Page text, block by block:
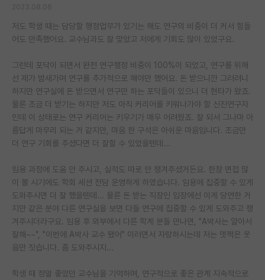
저도 학생 때는 담당할 행정업무가 있기는 해도 연구의 비중이 더 커서 힘들
어도 만족했어요. 교수님과도 잘 맞았고 저에게 기회도 많이 있었구요.
그런데 포닥이 되면서 완전 연구행정 비중이 100%이 되었고, 연구를 위해
선 제가 밤새가며 연구를 추가적으로 해야만 했어요. 돈 받으니깐 그러려니
하지만 연구실에 돈 받으면서 연구만 하는 포닥들이 있으니 더 현타가 왔죠.
물론 조금 더 받기는 하지만 저도 아직 커리어를 키워나가야 할 신진연구자
인데 이 상태로는 연구 커리어는 키우기가 매우 어려웠죠. 잘 되서 그나마 아
름답게 마무리 되는 거 같지만, 마음 한 구석은 아쉬운 마음입니다. 조금만
더 연구 기회를 주셨다면 더 잘할 수 있었을텐데...
임용 과정에 도움 안 주시고, 실적도 따로 안 챙겨주셨거든요. 한창 면접 많
이 볼 시기에도 학회 세션 전담 운영하게 하였습니다. 임용에 집중할 수 있게
도와주시면 더 잘 했을텐데... 물론 돈 받는 직장인 입장에선 이게 당연한 거
지만 같은 분야 다른 연구실을 보면 다들 연구에 집중할 수 있게 도와주고 챙
겨주시더라구요. 임용 후 외부에서 다른 학계 분들 만나면, "A박사는 알아서
잘해~~", "이번에 A박사 교수 됐어" 이러면서 자랑하시는데 저는 멋쩍은 웃
음만 짓습니다. 좀 도와주시지...
학생 때 정말 좋았던 교수님을 기억하며, 연구적으로 좋은 관계 지속적으로